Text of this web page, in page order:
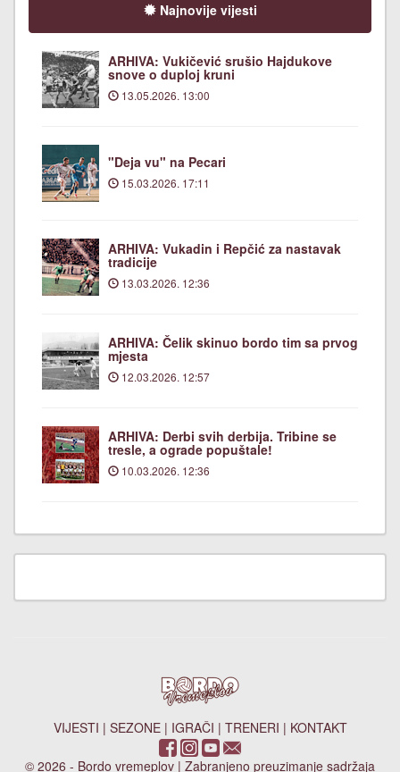
Najnovije vijesti
ARHIVA: Vukičević srušio Hajdukove
snove o duploj kruni
13.05.2026. 13:00
"Deja vu" na Pecari
15.03.2026. 17:11
ARHIVA: Vukadin i Repčić za nastavak
tradicije
13.03.2026. 12:36
ARHIVA: Čelik skinuo bordo tim sa prvog
mjesta
12.03.2026. 12:57
ARHIVA: Derbi svih derbija. Tribine se
tresle, a ograde popuštale!
10.03.2026. 12:36
VIJESTI | SEZONE| IGRAČI | TRENERI | KONTAKT
© 2026 - Bordo vremeplov | Zabranjeno preuzimanje sadržaja